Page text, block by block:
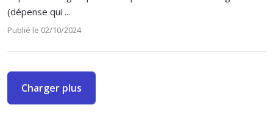
(dépense qui ...
Publié le 02/10/2024
Charger plus